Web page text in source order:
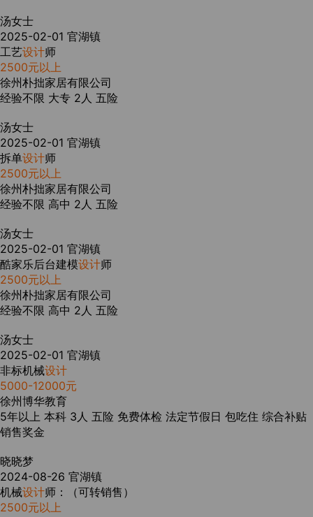
汤女士
2025-02-01 官湖镇
工艺设计师
2500元以上
徐州朴拙家居有限公司
经验不限 大专 2人 五险
汤女士
2025-02-01 官湖镇
拆单设计师
2500元以上
徐州朴拙家居有限公司
经验不限 高中 2人 五险
汤女士
2025-02-01 官湖镇
酷家乐后台建模设计师
2500元以上
徐州朴拙家居有限公司
经验不限 高中 2人 五险
汤女士
2025-02-01 官湖镇
非标机械设计
5000-12000元
徐州博华教育
5年以上 本科 3人 五险 免费体检 法定节假日 包吃住 综合补贴
销售奖金
晓晓梦
2024-08-26 官湖镇
机械设计师：（可转销售）
2500元以上